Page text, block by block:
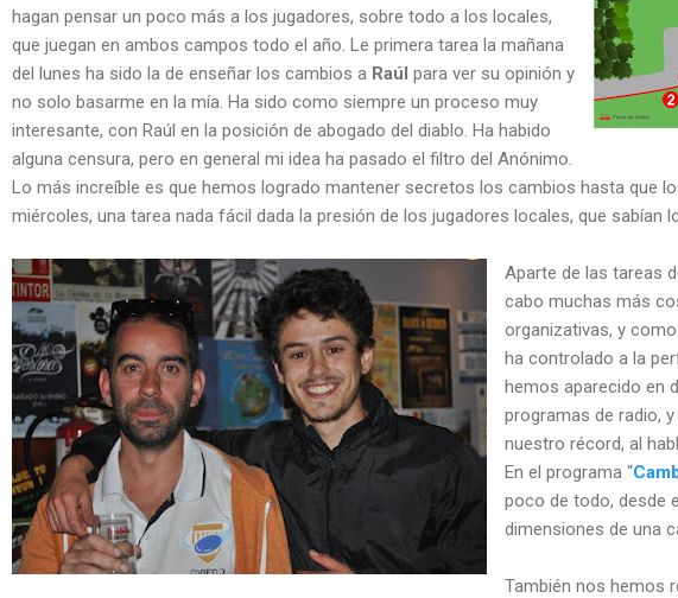
hagan pensar un poco más a los jugadores, sobre todo a los locales,
que juegan en ambos campos todo el año. Le primera tarea la mañana
del lunes ha sido la de enseñar los cambios a Raúl para ver su opinión y
no solo basarme en la mía. Ha sido como siempre un proceso muy
interesante, con Raúl en la posición de abogado del diablo. Ha habido
alguna censura, pero en general mi idea ha pasado el filtro del Anónimo.
Lo más increíble es que hemos logrado mantener secretos los cambios hasta que
miércoles, una tarea nada fácil dada la presión de los jugadores locales, que sabían
Aparte de las tareas
cabo muchas más
organizativas, y
ha controlado a la
hemos aparecido en
programas de radio,
nuestro récord, al
En el programa “
poco de todo, desde
dimensiones de una
También nos hemos